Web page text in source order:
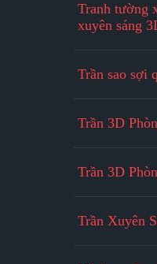
Tranh tường
xuyên sáng
Trần sao sợi
Trần 3D
Trần 3D
Trần Xuyên